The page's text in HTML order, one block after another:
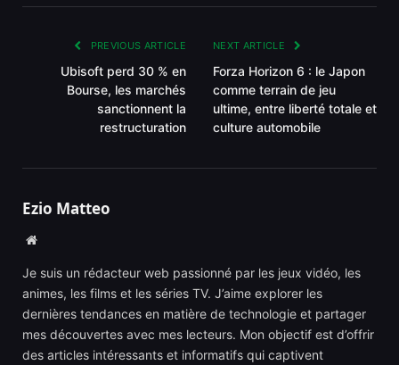
PREVIOUS ARTICLE
Ubisoft perd 30 % en
Bourse, les marchés
sanctionnent la
restructuration
NEXT ARTICLE
Forza Horizon 6 : le Japon
comme terrain de jeu
ultime, entre liberté totale et
culture automobile
Ezio Matteo
Website
Je suis un rédacteur web passionné par les jeux vidéo, les
animes, les films et les séries TV. J’aime explorer les
dernières tendances en matière de technologie et partager
mes découvertes avec mes lecteurs. Mon objectif est d’offrir
des articles intéressants et informatifs qui captivent